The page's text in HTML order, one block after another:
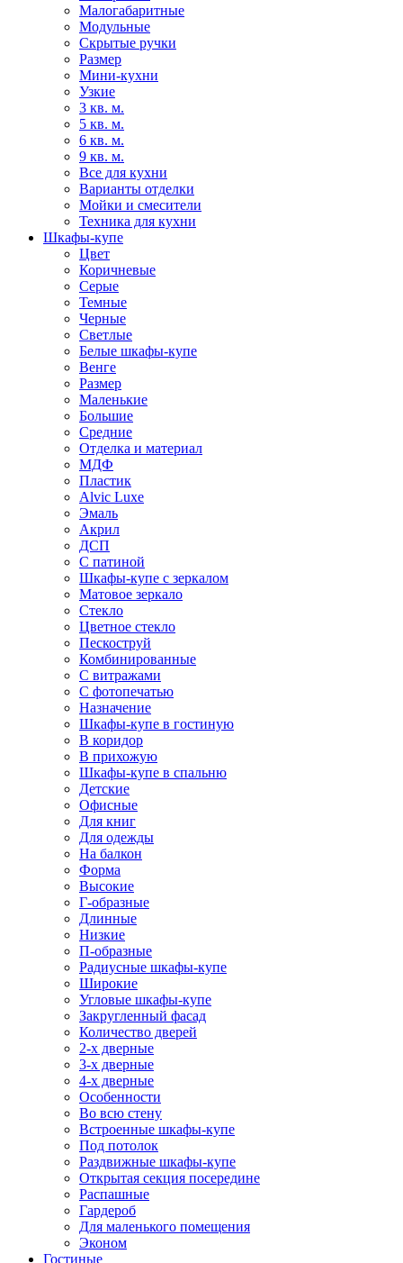
Малогабаритные
Модульные
Скрытые ручки
Размер
Мини-кухни
Узкие
3 кв. м.
5 кв. м.
6 кв. м.
9 кв. м.
Все для кухни
Варианты отделки
Мойки и смесители
Техника для кухни
Шкафы-купе
Цвет
Коричневые
Серые
Темные
Черные
Светлые
Белые шкафы-купе
Венге
Размер
Маленькие
Большие
Средние
Отделка и материал
МДФ
Пластик
Alvic Luxe
Эмаль
Акрил
ДСП
С патиной
Шкафы-купе с зеркалом
Матовое зеркало
Стекло
Цветное стекло
Пескоструй
Комбинированные
С витражами
С фотопечатью
Назначение
Шкафы-купе в гостиную
В коридор
В прихожую
Шкафы-купе в спальню
Детские
Офисные
Для книг
Для одежды
На балкон
Форма
Высокие
Г-образные
Длинные
Низкие
П-образные
Радиусные шкафы-купе
Широкие
Угловые шкафы-купе
Закругленный фасад
Количество дверей
2-х дверные
3-х дверные
4-х дверные
Особенности
Во всю стену
Встроенные шкафы-купе
Под потолок
Раздвижные шкафы-купе
Открытая секция посередине
Распашные
Гардероб
Для маленького помещения
Эконом
Гостиные